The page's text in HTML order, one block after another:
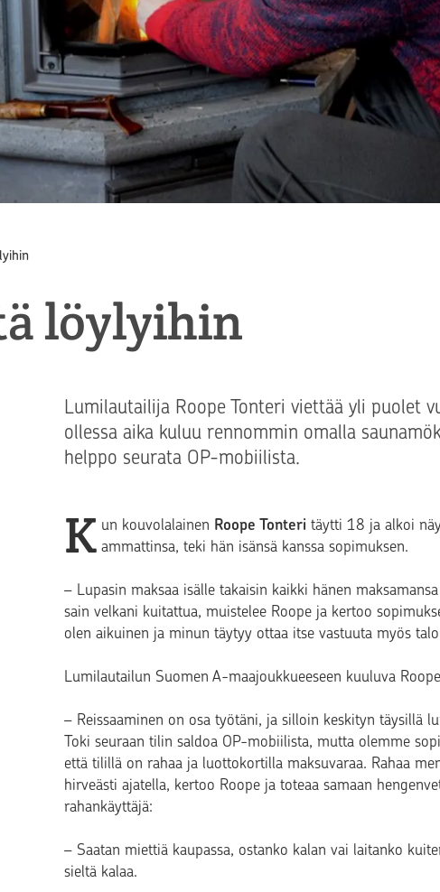
löylyihin
Lumilautailija Roope Tonteri viettää yli puolet
ollessa aika kuluu rennommin omalla
helppo seurata OP-mobiilista.
K un kouvolalainen Roope Tonteri täytti 18 ja alkoi
ammattinsa, teki hän isänsä kanssa sopimuksen.
– Lupasin maksaa isälle takaisin kaikki hänen
sain velkani kuitattua, muistelee Roope ja kertoo
olen aikuinen ja minun täytyy ottaa itse vastuuta myös
Lumilautailun Suomen A-maajoukkueeseen kuuluva
– Reissaaminen on osa työtäni, ja silloin keskityn täysillä
Toki seuraan tilin saldoa OP-mobiilista, mutta olemme
että tilillä on rahaa ja luottokortilla maksuvaraa. Rahaa
hirveästi ajatella, kertoo Roope ja toteaa samaan
rahankäyttäjä:
– Saatan miettiä kaupassa, ostanko kalan vai laitanko
sieltä kalaa.